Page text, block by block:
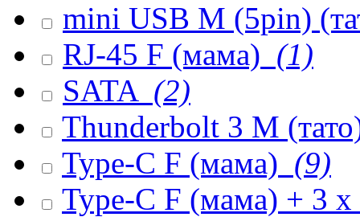
mini USB M (5pin)
RJ-45 F (мама) (1)
SATA (2)
Thunderbolt 3 M
Type-C F (мама) (9)
Type-C F (мама) + 3